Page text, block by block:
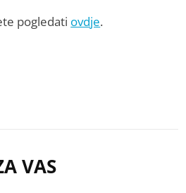
pogledati ovdje.
VAS